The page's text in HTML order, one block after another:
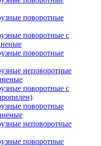
поворотные
поворотные с
поворотные
неповоротные
поворотные с
поворотные
неповоротные
поворотные